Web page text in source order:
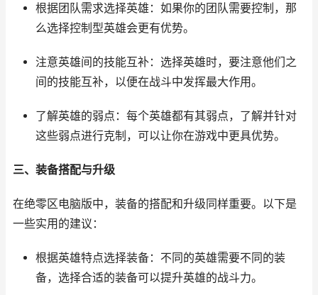
根据团队需求选择英雄：如果你的团队需要控制，那
么选择控制型英雄会更有优势。
注意英雄间的技能互补：选择英雄时，要注意他们之
间的技能互补，以便在战斗中发挥最大作用。
了解英雄的弱点：每个英雄都有其弱点，了解并针对
这些弱点进行克制，可以让你在游戏中更具优势。
三、装备搭配与升级
在绝零区电脑版中，装备的搭配和升级同样重要。以下是
一些实用的建议：
根据英雄特点选择装备：不同的英雄需要不同的装
备，选择合适的装备可以提升英雄的战斗力。